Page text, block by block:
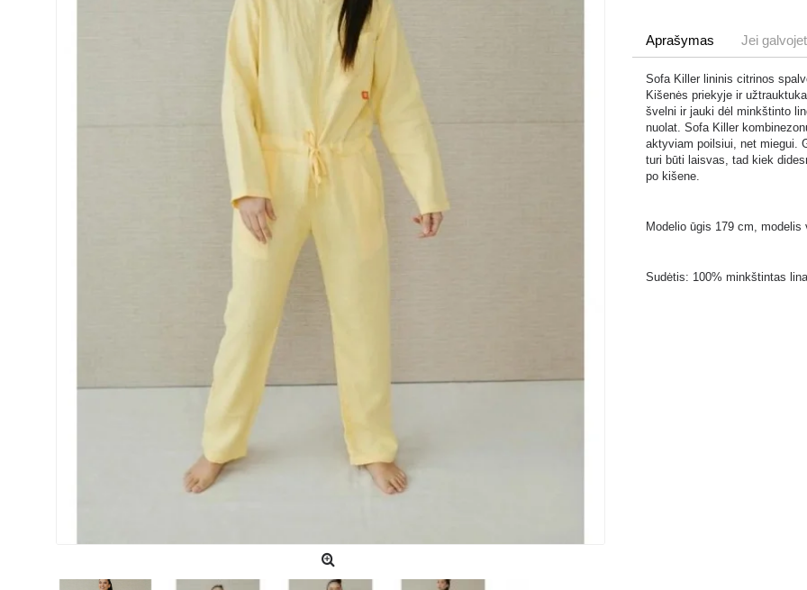
Aprašymas Jei
Sofa Killer lininis citrinos
Kišenės priekyje ir
švelni ir jauki dėl minkštinto
nuolat. Sofa Killer
aktyviam poilsiui, net miegui.
turi būti laisvas, tad kiek
po kišene.
Modelio ūgis 179 cm, modelis
Sudėtis: 100% minkštintas